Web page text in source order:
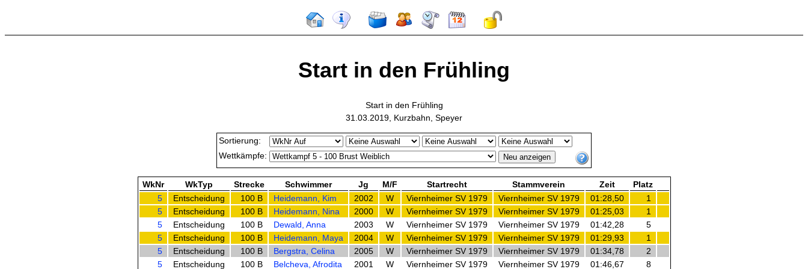
Start in den Frühling
Start in den Frühling
31.03.2019, Kurzbahn, Speyer
Sortierung:
Wettkämpfe:
WkNr WkTyp Strecke Schwimmer Jg M/F Startrecht Stammverein Zeit
Platz
5
Entscheidung 100 B Heidemann, Kim 2002 W Viernheimer SV 1979 Viernheimer SV 1979 01:28,50
1
5
Entscheidung 100 B Heidemann, Nina 2000 W Viernheimer SV 1979 Viernheimer SV 1979 01:25,03
1
5
Entscheidung 100 B Dewald, Anna 2003 W Viernheimer SV 1979 Viernheimer SV 1979 01:42,28
5
5
Entscheidung 100 B Heidemann, Maya 2004 W Viernheimer SV 1979 Viernheimer SV 1979 01:29,93
1
5
Entscheidung 100 B Bergstra, Celina 2005 W Viernheimer SV 1979 Viernheimer SV 1979 01:34,78
2
5
Entscheidung 100 B Belcheva, Afrodita 2001 W Viernheimer SV 1979 Viernheimer SV 1979 01:46,67 8